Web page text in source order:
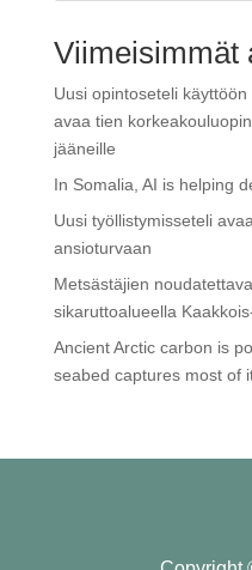
Viimeisimmät
Uusi opintoseteli
avaa tien
jääneille
In Somalia, AI is helping
Uusi työllistymisseteli
ansioturvaan
Metsästäjien
sikaruttoalueella
Ancient Arctic carbon is
seabed captures most of